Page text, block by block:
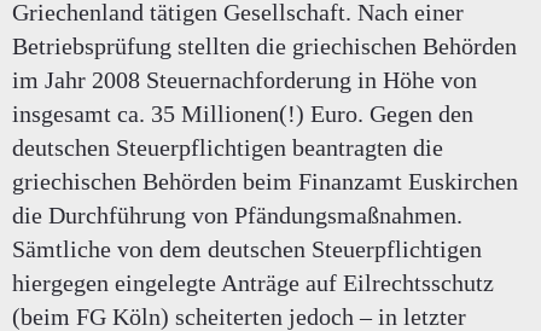
Griechenland tätigen Gesellschaft. Nach einer
Betriebsprüfung stellten die griechischen Behörden
im Jahr 2008 Steuernachforderung in Höhe von
insgesamt ca. 35 Millionen(!) Euro. Gegen den
deutschen Steuerpflichtigen beantragten die
griechischen Behörden beim Finanzamt Euskirchen
die Durchführung von Pfändungsmaßnahmen.
Sämtliche von dem deutschen Steuerpflichtigen
hiergegen eingelegte Anträge auf Eilrechtsschutz
(beim FG Köln) scheiterten jedoch – in letzter